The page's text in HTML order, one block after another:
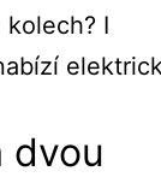
dvou